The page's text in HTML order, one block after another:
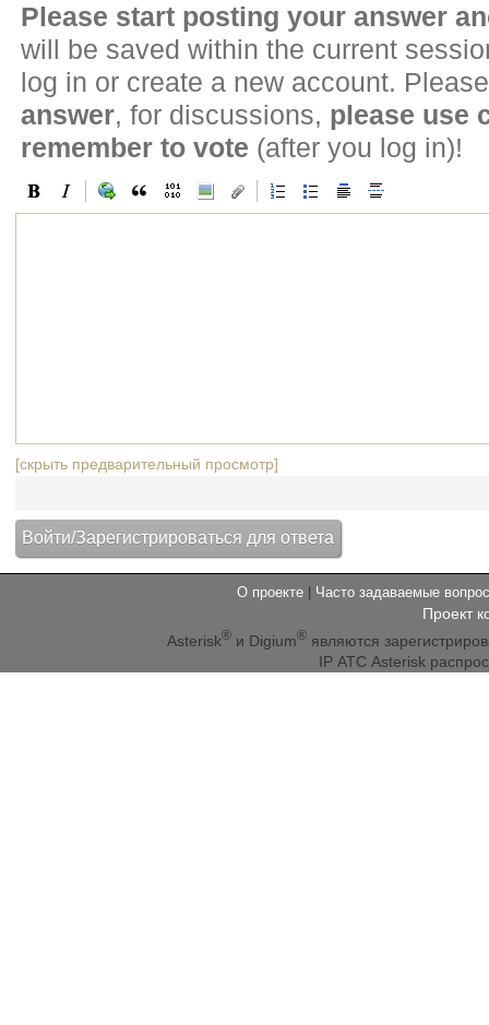
Please start posting your answer
will be saved within the current
log in or create a new account.
answer, for discussions, please use
remember to vote (after you log in)!
[скрыть предварительный просмотр]
О проекте Часто задаваемые
Проект
Asterisk® и Digium® являются
IP АТС Asterisk